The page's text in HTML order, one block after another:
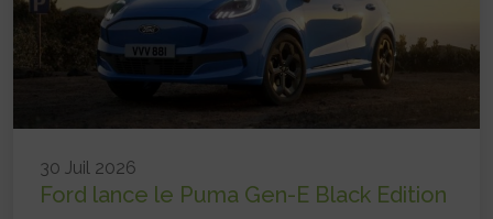
30 Juil 2026
Ford lance le Puma Gen-E Black Edition